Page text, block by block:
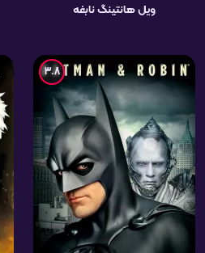
ویل هانتینگ نابغه
3.8